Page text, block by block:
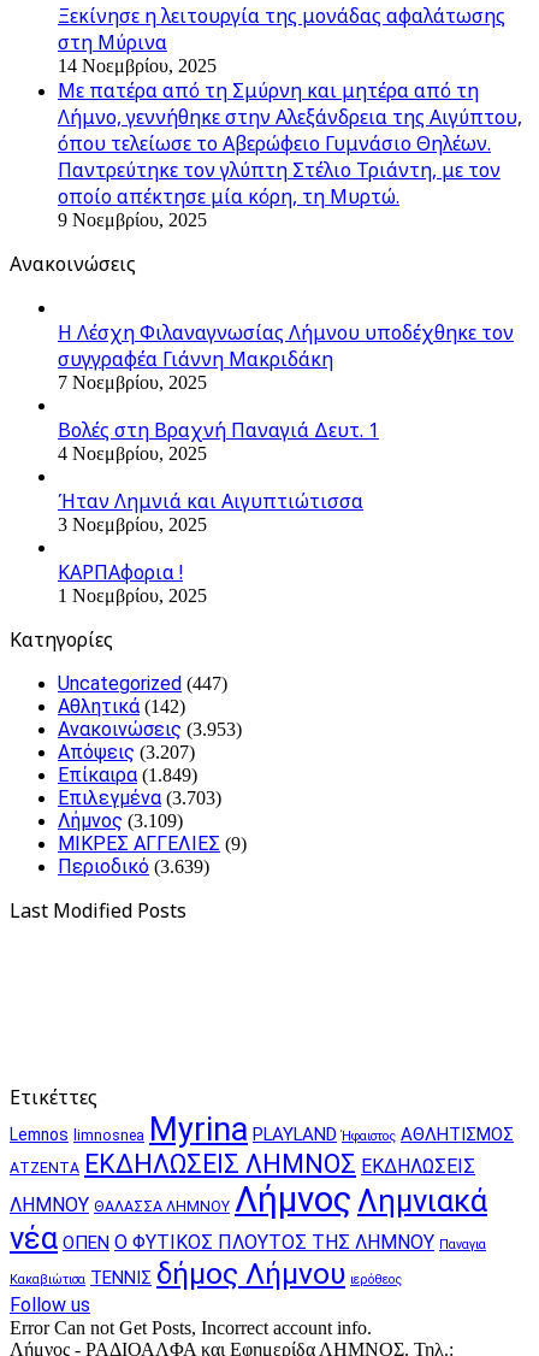
Ξεκίνησε η λειτουργία της μονάδας αφαλάτωσης
στη Μύρινα
14 Νοεμβρίου, 2025
Με πατέρα από τη Σμύρνη και μητέρα από τη
Λήμνο, γεννήθηκε στην Αλεξάνδρεια της Αιγύπτου,
όπου τελείωσε το Αβερώφειο Γυμνάσιο Θηλέων.
Παντρεύτηκε τον γλύπτη Στέλιο Τριάντη, με τον
οποίο απέκτησε μία κόρη, τη Μυρτώ.
9 Νοεμβρίου, 2025
Ανακοινώσεις
Η Λέσχη Φιλαναγνωσίας Λήμνου υποδέχθηκε τον
συγγραφέα Γιάννη Μακριδάκη
7 Νοεμβρίου, 2025
Βολές στη Βραχνή Παναγιά Δευτ. 1
4 Νοεμβρίου, 2025
Ήταν Λημνιά και Αιγυπτιώτισσα
3 Νοεμβρίου, 2025
ΚΑΡΠΑφορια !
1 Νοεμβρίου, 2025
Kατηγορίες
Uncategorized (447)
Αθλητικά (142)
Ανακοινώσεις (3.953)
Απόψεις (3.207)
Επίκαιρα (1.849)
Επιλεγμένα (3.703)
Λήμνος (3.109)
ΜΙΚΡΕΣ ΑΓΓΕΛΙΕΣ (9)
Περιοδικό (3.639)
Last Modified Posts
Ετικέττες
Lemnos limnosnea Myrina PLAYLAND Ήφαιστος ΑΘΛΗΤΙΣΜΟΣ
ΑΤΖΕΝΤΑ ΕΚΔΗΛΩΣΕΙΣ ΛΗΜΝΟΣ ΕΚΔΗΛΩΣΕΙΣ
ΛΗΜΝΟΥ ΘΑΛΑΣΣΑ ΛΗΜΝΟΥ Λήμνος Λημνιακά
νέα ΟΠΕΝ Ο ΦΥΤΙΚΟΣ ΠΛΟΥΤΟΣ ΤΗΣ ΛΗΜΝΟΥ Παναγια
Κακαβιώτισα ΤΕΝΝΙΣ δήμος Λήμνου ιερόθεος
Follow us
Error Can not Get Posts, Incorrect account info.
Λήμνος - ΡΑΔΙΟΑΛΦΑ και Εφημερίδα ΛΗΜΝΟΣ. Τηλ.: